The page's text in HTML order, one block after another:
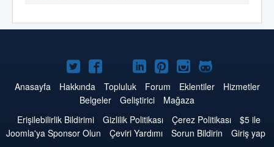
Twitter'da
Joomla
Facebook'da
Joomla
YouTube'da
Joomla
LinkedIn'de
Joomla
Pinterest'de
Joomla
Instagram'da
Joomla
GitHub'da
Joomla
Anasayfa Hakkında Topluluk Forum Eklentiler
Hizmetler
Belgeler
Geliştirici
Mağaza
Erişilebilirlik Bildirimi
Gizlilik Politikası Çerez Politikası
$5 ile
Joomla'ya Sponsor Olun
Çeviri Yardımı Sorun Bildirin
Giriş yap